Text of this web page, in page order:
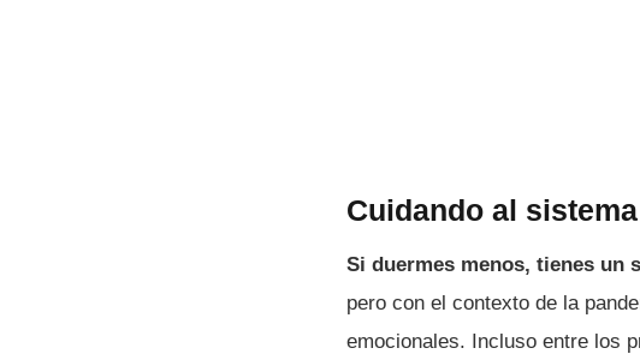
Cuidando al
Si duermes menos, tienes un
pero con el contexto de la
emocionales. Incluso entre los